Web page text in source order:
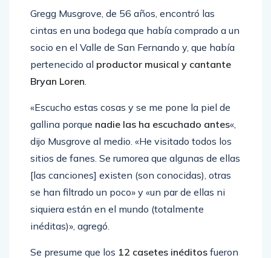
Gregg Musgrove, de 56 años, encontró las
cintas en una bodega que había comprado a un
socio en el Valle de San Fernando y, que había
pertenecido al productor musical y cantante
Bryan Loren.
«Escucho estas cosas y se me pone la piel de
gallina porque nadie las ha escuchado antes«,
dijo Musgrove al medio. «He visitado todos los
sitios de fanes. Se rumorea que algunas de ellas
[las canciones] existen (son conocidas), otras
se han filtrado un poco» y «un par de ellas ni
siquiera están en el mundo (totalmente
inéditas)», agregó.
Se presume que los 12 casetes inéditos fueron